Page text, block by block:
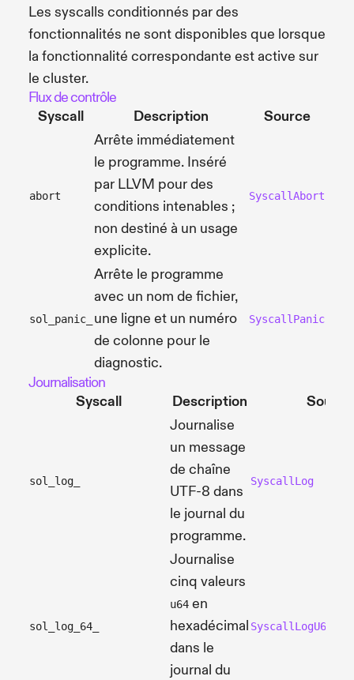
Les syscalls conditionnés par des
fonctionnalités ne sont disponibles que lorsque
la fonctionnalité correspondante est active sur
le cluster.
Flux de contrôle
Syscall
Description Source
abort
Arrête immédiatement
le programme. Inséré
par LLVM pour des
conditions intenables ;
non destiné à un usage
explicite.
SyscallAbort
sol_panic_
Arrête le programme
avec un nom de fichier,
une ligne et un numéro
de colonne pour le
diagnostic.
SyscallPanic
Journalisation
Syscall
Description Source
sol_log_
Journalise
un message
de chaîne
UTF-8 dans
le journal du
programme.
SyscallLog
sol_log_64_
Journalise
cinq valeurs
u64 en
hexadécimal
dans le
journal du
SyscallLogU64